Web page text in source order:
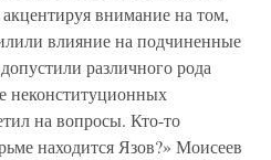
внимание на том,
влияние на подчиненные
различного рода
неконституционных
на вопросы. Кто-то
находится Язов?» Моисеев